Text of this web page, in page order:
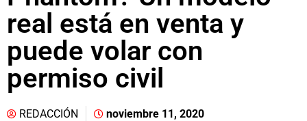
real está en venta y
puede volar con
permiso civil
REDACCIÓN noviembre 11, 2020